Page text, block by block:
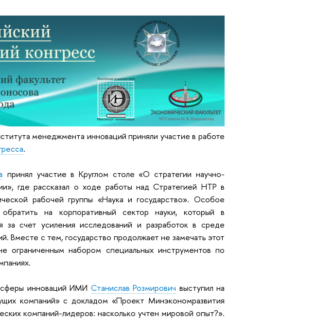
менеджмента инноваций приняли участие в работе
.
принял участие в Круглом столе «О стратегии научно-
где рассказал о ходе работы над Стратегией НТР в
рабочей группы «Наука и государство». Особое
обратить на корпоративный сектор науки, который в
за счет усиления исследований и разработок в среде
Вместе с тем, государство продолжает не замечать этот
ограниченным набором специальных инструментов по
инноваций ИМИ Станислав Розмирович выступил на
компаний» с докладом «Проект Минэкономразвития
компаний-лидеров: насколько учтен мировой опыт?».